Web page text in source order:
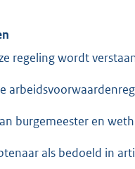
regeling wordt
burgemeester en
als bedoeld in